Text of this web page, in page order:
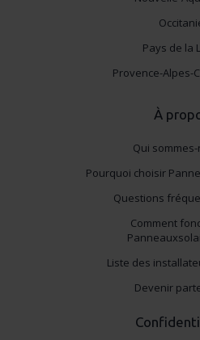
Pays de la
Provence-Alpes-
À
Qui
Pourquoi choisir
Questions
Comment
Liste des
Devenir